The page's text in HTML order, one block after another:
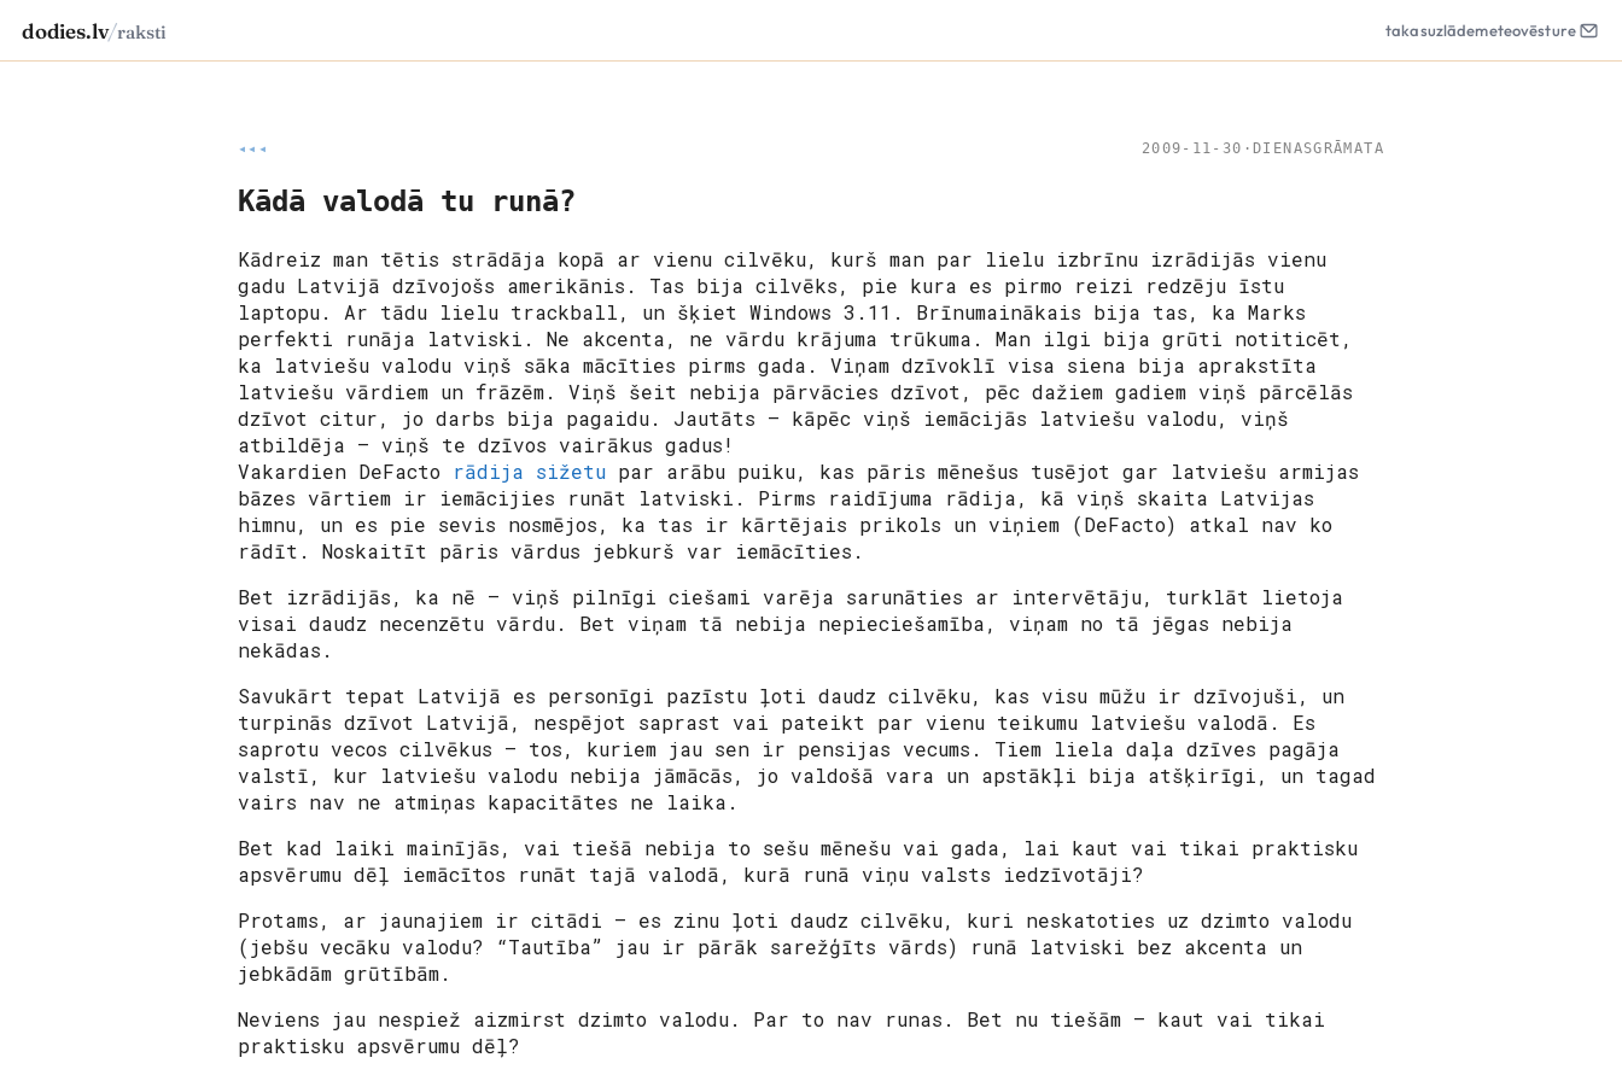
dodies.lv/raksti takasuzlādemeteovēsture
◂◂◂ 2009-11-30 · DIENASGRĀMATA
Kādā valodā tu runā?
Kādreiz man tētis strādāja kopā ar vienu cilvēku, kurš man par lielu izbrīnu izrādijās vienu
gadu Latvijā dzīvojošs amerikānis. Tas bija cilvēks, pie kura es pirmo reizi redzēju īstu
laptopu. Ar tādu lielu trackball, un šķiet Windows 3.11. Brīnumainākais bija tas, ka Marks
perfekti runāja latviski. Ne akcenta, ne vārdu krājuma trūkuma. Man ilgi bija grūti notiticēt,
ka latviešu valodu viņš sāka mācīties pirms gada. Viņam dzīvoklī visa siena bija aprakstīta
latviešu vārdiem un frāzēm. Viņš šeit nebija pārvācies dzīvot, pēc dažiem gadiem viņš pārcēlās
dzīvot citur, jo darbs bija pagaidu. Jautāts – kāpēc viņš iemācijās latviešu valodu, viņš
atbildēja – viņš te dzīvos vairākus gadus!
Vakardien DeFacto rādija sižetu par arābu puiku, kas pāris mēnešus tusējot gar latviešu armijas
bāzes vārtiem ir iemācijies runāt latviski. Pirms raidījuma rādija, kā viņš skaita Latvijas
himnu, un es pie sevis nosmējos, ka tas ir kārtējais prikols un viņiem (DeFacto) atkal nav ko
rādīt. Noskaitīt pāris vārdus jebkurš var iemācīties.
Bet izrādijās, ka nē – viņš pilnīgi ciešami varēja sarunāties ar intervētāju, turklāt lietoja
visai daudz necenzētu vārdu. Bet viņam tā nebija nepieciešamība, viņam no tā jēgas nebija
nekādas.
Savukārt tepat Latvijā es personīgi pazīstu ļoti daudz cilvēku, kas visu mūžu ir dzīvojuši, un
turpinās dzīvot Latvijā, nespējot saprast vai pateikt par vienu teikumu latviešu valodā. Es
saprotu vecos cilvēkus – tos, kuriem jau sen ir pensijas vecums. Tiem liela daļa dzīves pagāja
valstī, kur latviešu valodu nebija jāmācās, jo valdošā vara un apstākļi bija atšķirīgi, un tagad
vairs nav ne atmiņas kapacitātes ne laika.
Bet kad laiki mainījās, vai tiešā nebija to sešu mēnešu vai gada, lai kaut vai tikai praktisku
apsvērumu dēļ iemācītos runāt tajā valodā, kurā runā viņu valsts iedzīvotāji?
Protams, ar jaunajiem ir citādi – es zinu ļoti daudz cilvēku, kuri neskatoties uz dzimto valodu
(jebšu vecāku valodu? “Tautība” jau ir pārāk sarežģīts vārds) runā latviski bez akcenta un
jebkādām grūtībām.
Neviens jau nespiež aizmirst dzimto valodu. Par to nav runas. Bet nu tiešām – kaut vai tikai
praktisku apsvērumu dēļ?